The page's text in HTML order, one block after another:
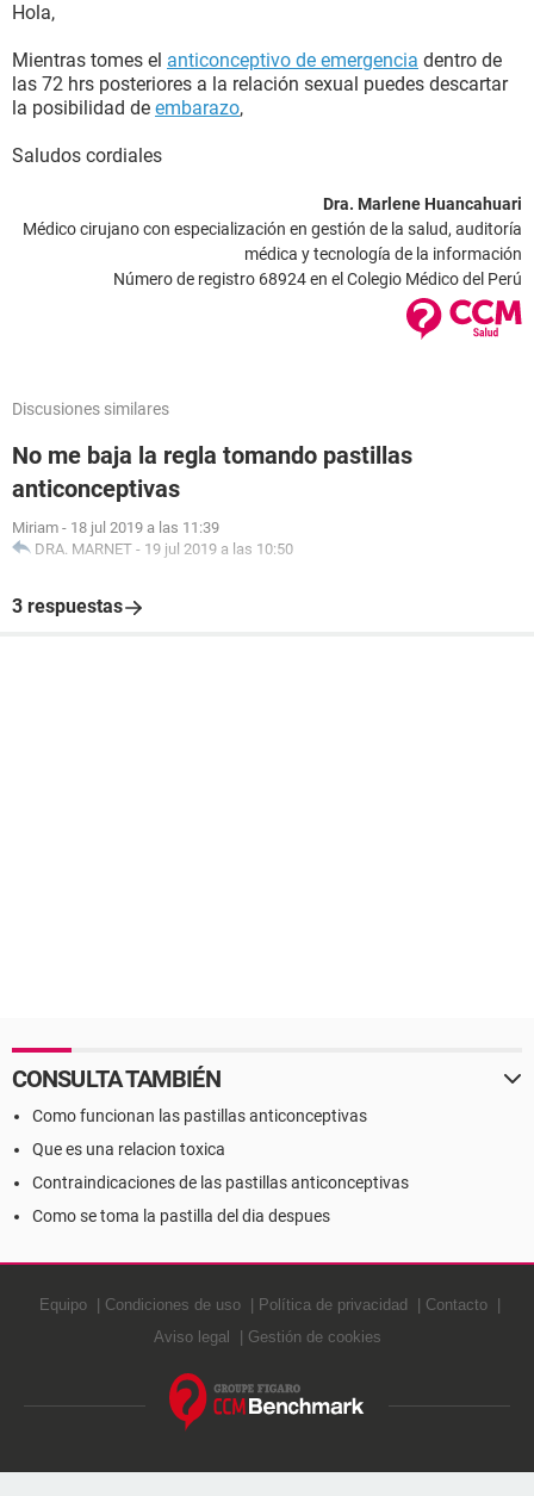
Hola,
Mientras tomes el anticonceptivo de emergencia dentro de
las 72 hrs posteriores a la relación sexual puedes descartar
la posibilidad de embarazo,
Saludos cordiales
Dra. Marlene Huancahuari
Médico cirujano con especialización en gestión de la salud, auditoría
médica y tecnología de la información
Número de registro 68924 en el Colegio Médico del Perú
Discusiones similares
No me baja la regla tomando pastillas
anticonceptivas
Miriam - 18 jul 2019 a las 11:39
DRA. MARNET - 19 jul 2019 a las 10:50
3 respuestas
CONSULTA TAMBIÉN
Como funcionan las pastillas anticonceptivas
Que es una relacion toxica
Contraindicaciones de las pastillas anticonceptivas
Como se toma la pastilla del dia despues
Equipo Condiciones de uso Política de privacidad
Contacto
Aviso legal
Gestión de cookies